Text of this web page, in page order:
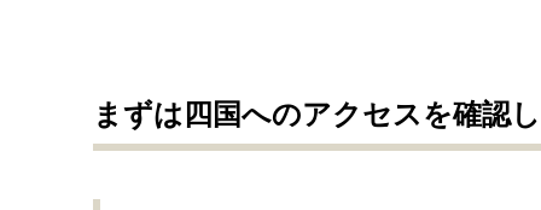
まずは四国へのアクセスを確認